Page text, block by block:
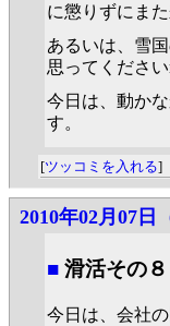
に懲りずにま
あるいは、雪
思ってください
今日は、動か
す。
[ツッコミを入れる]
2010年02月07日
■ 滑活その８
今日は、会社